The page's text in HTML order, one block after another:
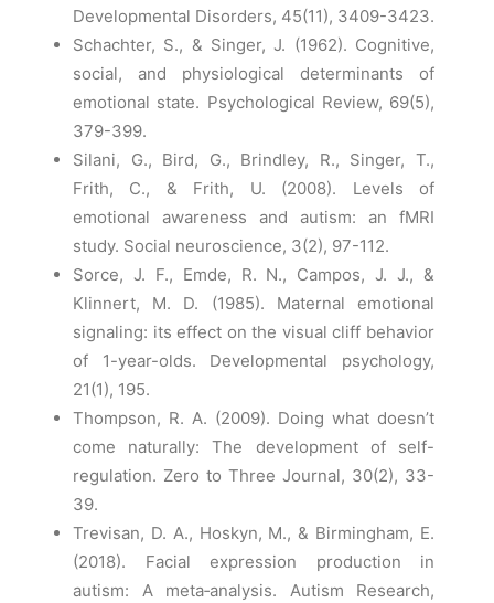
Developmental Disorders, 45(11), 3409-3423.
Schachter, S., & Singer, J. (1962). Cognitive,
social, and physiological determinants of
emotional state. Psychological Review, 69(5),
379-399.
Silani, G., Bird, G., Brindley, R., Singer, T.,
Frith, C., & Frith, U. (2008). Levels of
emotional awareness and autism: an fMRI
study. Social neuroscience, 3(2), 97-112.
Sorce, J. F., Emde, R. N., Campos, J. J., &
Klinnert, M. D. (1985). Maternal emotional
signaling: its effect on the visual cliff behavior
of 1-year-olds. Developmental psychology,
21(1), 195.
Thompson, R. A. (2009). Doing what doesn’t
come naturally: The development of self-
regulation. Zero to Three Journal, 30(2), 33-
39.
Trevisan, D. A., Hoskyn, M., & Birmingham, E.
(2018). Facial expression production in
autism: A meta‐analysis. Autism Research,